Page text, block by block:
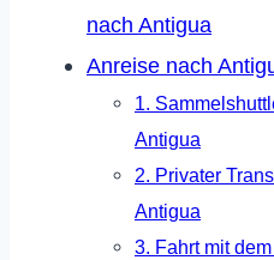
nach Antigua
Anreise nach
1.
Antigua
2. Privater
Antigua
3. Fahrt mit